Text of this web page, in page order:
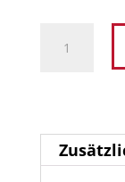
Magazine
zu